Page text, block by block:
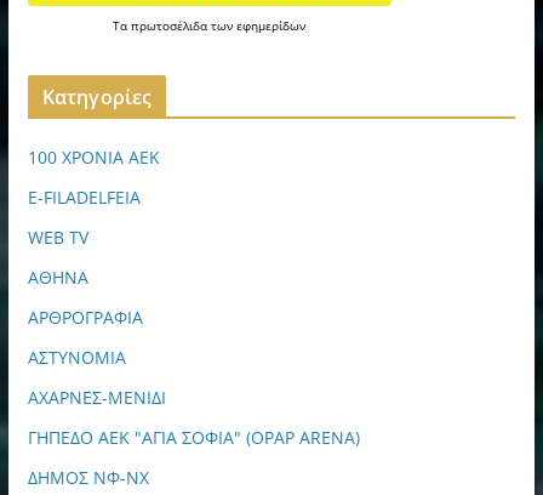
Ταπρωτοσέλιδατωνεφημερίδων
Kατηγορίες
100 ΧΡΟΝΙΑ ΑΕΚ
E-FILADELFEIA
WEB TV
ΑΘΗΝΑ
ΑΡΘΡΟΓΡΑΦΙΑ
ΑΣΤΥΝΟΜΙΑ
ΑΧΑΡΝΕΣ-ΜΕΝΙΔΙ
ΓΗΠΕΔΟ ΑΕΚ "ΑΓΙΑ ΣΟΦΙΑ" (OPAP ARENA)
ΔΗΜΟΣ ΝΦ-ΝΧ